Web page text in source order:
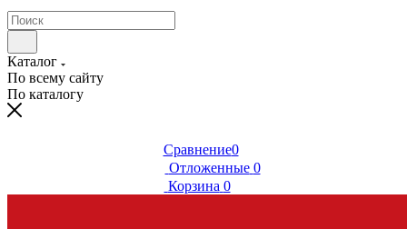
Каталог
По всему сайту
По каталогу
Сравнение0
Отложенные 0
Корзина 0